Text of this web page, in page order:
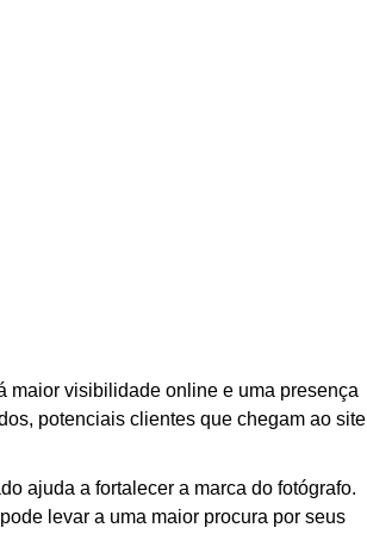
maior visibilidade online e uma presença
potenciais clientes que chegam ao site
ajuda a fortalecer a marca do fotógrafo.
levar a uma maior procura por seus